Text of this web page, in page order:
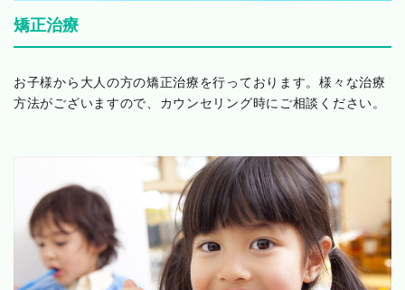
矯正治療
お子様から大人の方の矯正治療を行っております。様々な治療
方法がございますので、カウンセリング時にご相談ください。